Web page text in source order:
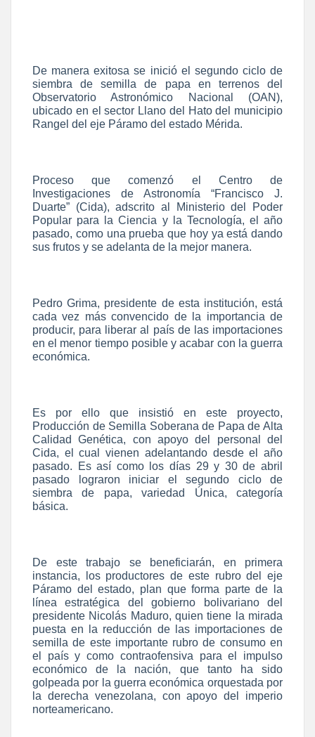
De manera exitosa se inició el segundo ciclo de
siembra de semilla de papa en terrenos del
Observatorio Astronómico Nacional (OAN),
ubicado en el sector Llano del Hato del municipio
Rangel del eje Páramo del estado Mérida.
Proceso que comenzó el Centro de
Investigaciones de Astronomía “Francisco J.
Duarte” (Cida), adscrito al Ministerio del Poder
Popular para la Ciencia y la Tecnología, el año
pasado, como una prueba que hoy ya está dando
sus frutos y se adelanta de la mejor manera.
Pedro Grima, presidente de esta institución, está
cada vez más convencido de la importancia de
producir, para liberar al país de las importaciones
en el menor tiempo posible y acabar con la guerra
económica.
Es por ello que insistió en este proyecto,
Producción de Semilla Soberana de Papa de Alta
Calidad Genética, con apoyo del personal del
Cida, el cual vienen adelantando desde el año
pasado. Es así como los días 29 y 30 de abril
pasado lograron iniciar el segundo ciclo de
siembra de papa, variedad Única, categoría
básica.
De este trabajo se beneficiarán, en primera
instancia, los productores de este rubro del eje
Páramo del estado, plan que forma parte de la
línea estratégica del gobierno bolivariano del
presidente Nicolás Maduro, quien tiene la mirada
puesta en la reducción de las importaciones de
semilla de este importante rubro de consumo en
el país y como contraofensiva para el impulso
económico de la nación, que tanto ha sido
golpeada por la guerra económica orquestada por
la derecha venezolana, con apoyo del imperio
norteamericano.